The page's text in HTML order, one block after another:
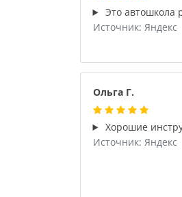
Это автошкола
Источник: Яндекс
Ольга Г.
Хорошие
Источник: Яндекс